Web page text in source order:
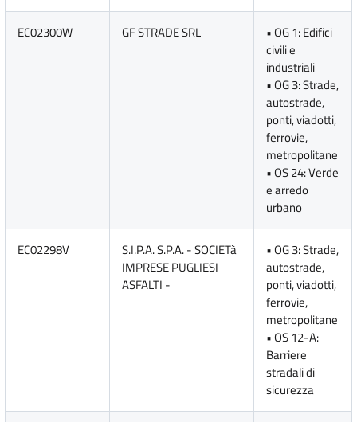
EC02300W GF STRADE SRL
• OG 1: Edifici
civili e
industriali
• OG 3: Strade,
autostrade,
ponti, viadotti,
ferrovie,
metropolitane
• OS 24: Verde
e arredo
urbano
EC02298V
S.I.P.A. S.P.A. - SOCIETà
IMPRESE PUGLIESI
ASFALTI -
• OG 3: Strade,
autostrade,
ponti, viadotti,
ferrovie,
metropolitane
• OS 12-A:
Barriere
stradali di
sicurezza